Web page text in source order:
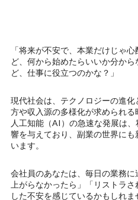
「将来が不安で、本業だけじゃ
ど、何から始めたらいいか分か
ど、仕事に役立つのかな？」
現代社会は、テクノロジーの進
方や収入源の多様化が求められ
人工知能（AI）の急速な発展は
響を与えており、副業の世界に
います。
会社員のあなたは、毎日の業務
上がらなかったら」「リストラ
した不安を感じているかもしれ